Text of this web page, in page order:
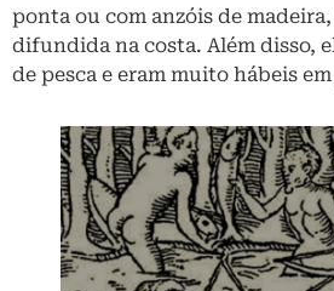
ponta ou com anzóis de
difundida na costa. Além disso,
de pesca e eram muito hábeis